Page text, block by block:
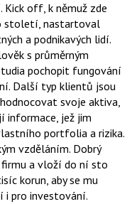
Kick off, k němuž zde
století, nastartoval
a podnikavých lidí.
s průměrným
pochopit fungování
Další typ klientů jsou
svoje aktiva,
informace, jež jim
portfolia a rizika.
vzděláním. Dobrý
firmu a vloží do ní sto
korun, aby se mu
i pro investování.